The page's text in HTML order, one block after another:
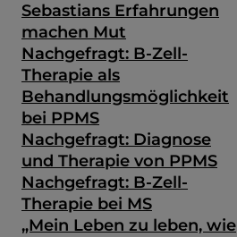
Sebastians Erfahrungen
machen Mut
Nachgefragt: B-Zell-
Therapie als
Behandlungsmöglichkeit
bei PPMS
Nachgefragt: Diagnose
und Therapie von PPMS
Nachgefragt: B-Zell-
Therapie bei MS
„Mein Leben zu leben, wie